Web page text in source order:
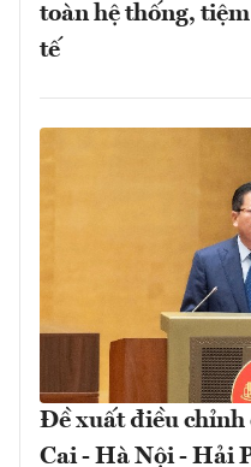
toàn hệ thống,
tế
Đề xuất điều chỉnh
Cai - Hà Nội - Hải